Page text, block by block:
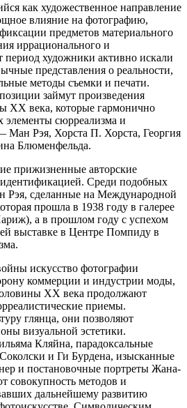
как художественное направление
влияние на фотографию,
предметов материального
иррационального и
период художники активно искали
представления о реальности,
методы съемки и печати.
займут произведения
XX века, которые гармонично
элементы сюрреализма и
Ман Рэя, Хорста П. Хорста, Георгия
Блюменфельда.
прижизненные авторские
Среди подобных
Рэя, сделанные на Международной
прошла в 1938 году в галерее
а в прошлом году с успехом
выставке в Центре Помпиду в
искусство фотографии
коммерции и индустрии моды,
XX века продолжают
приемы.
глянца, они позволяют
визуальной эстетики.
Кляйна, парадоксальные
и Ги Бурдена, изысканные
и постановочные портреты Жана-
совокупность методов и
дальнейшему развитию